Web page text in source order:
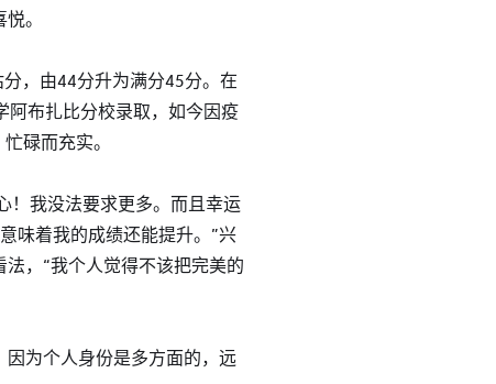
。
，由44分升为满分45分。在
阿布扎比分校录取，如今因疫
碌而充实。
！我没法要求更多。而且幸运
味着我的成绩还能提升。”兴
，“我个人觉得不该把完美的
为个人身份是多方面的，远